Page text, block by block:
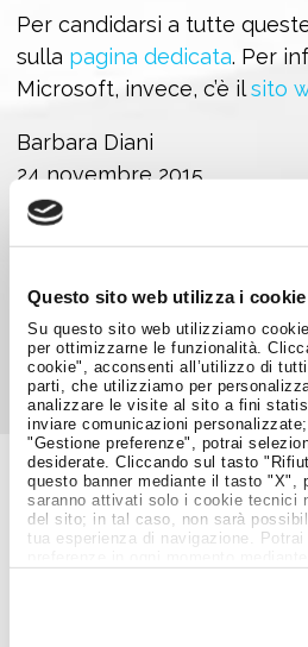
Questo sito web utilizza i cookie
Su questo sito web utilizziamo
per ottimizzarne le funzionalità.
cookie", acconsenti all’utilizzo di
parti, che utilizziamo per
analizzare le visite al sito a fini
inviare comunicazioni
"Gestione preferenze", potrai
desiderate. Cliccando sul tasto
questo banner mediante il tasto "X",
saranno attivati solo i cookie tecnici
del sito; in tal caso, non sarà
tua esperienza di navigazione.
Per candidarsi a tutte
sulla pagina dedicata. Per
Microsoft, invece, c’è ilsito
Barbara Diani
24 novembre 2015
Foto: Microsoft Italia
Condividi
Job Meeting
MAGAZINE